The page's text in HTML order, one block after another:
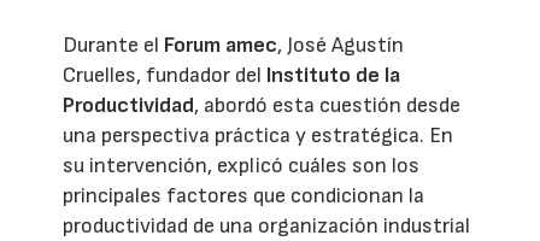
Durante el Forum amec, José Agustín
Cruelles, fundador del Instituto de la
Productividad, abordó esta cuestión desde
una perspectiva práctica y estratégica. En
su intervención, explicó cuáles son los
principales factores que condicionan la
productividad de una organización industrial